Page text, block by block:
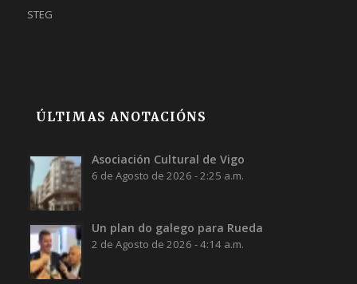
STEG
ÚLTIMAS ANOTACIÓNS
Asociación Cultural de Vigo
6 de Agosto de 2026 - 2:25 a.m.
Un plan do galego para Rueda
2 de Agosto de 2026 - 4:14 a.m.